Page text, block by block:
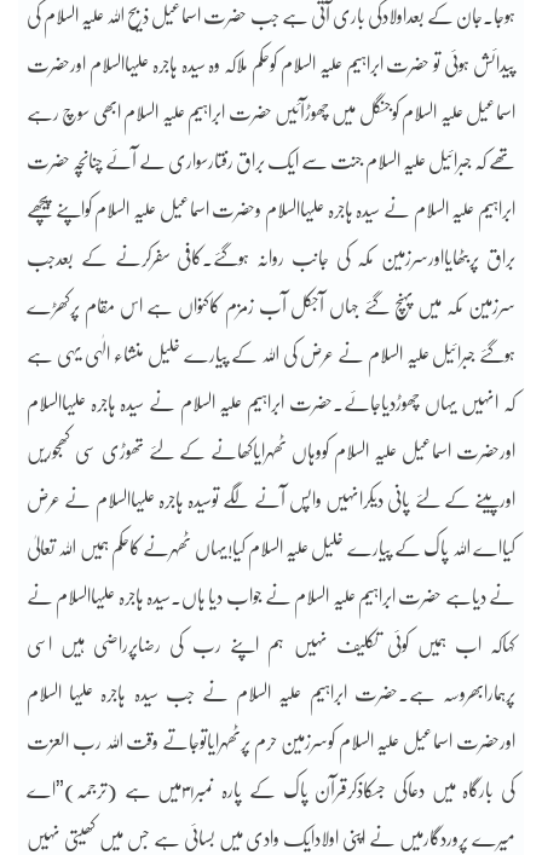
ہوجا۔جان کے بعداولادکی باری آتی ہے جب حضرت اسماعیل ذبیح اللہ علیہ السلام کی
پیدائش ہوئی تو حضرت ابراہیم علیہ السلام کوحکم ملاکہ وہ سیدہ ہاجرہ علیہاالسلام اورحضرت
اسماعیل علیہ السلام کوجنگل میں چھوڑآئیں حضرت ابراہیم علیہ السلام ابھی سوچ رہے
تھے کہ جبرائیل علیہ السلام جنت سے ایک براق رفتارسواری لے آئے چنانچہ حضرت
ابراہیم علیہ السلام نے سیدہ ہاجرہ علیہاالسلام وحضرت اسماعیل علیہ السلام کواپنے پیچھے
براق پربٹھایااورسرزمین مکہ کی جانب روانہ ہوگئے۔کافی سفرکرنے کے بعدجب
سرزمین مکہ میں پہنچ گئے جہاں آجکل آب زمزم کاکنواں ہے اس مقام پرکھڑے
ہوگئے جبرائیل علیہ السلام نے عرض کی اللہ کے پیارے خلیل منشاء الٰہی یہی ہے
کہ انہیں یہاں چھوڑدیاجائے۔حضرت ابراہیم علیہ السلام نے سیدہ ہاجرہ علیہاالسلام
اورحضرت اسماعیل علیہ السلام کووہاں ٹھہرایاکھانے کے لئے تھوڑی سی کھجوریں
اورپینے کے لئے پانی دیکرانہیں واپس آنے لگے توسیدہ ہاجرہ علیہاالسلام نے عرض
کیااے اللہ پاک کے پیارے خلیل علیہ السلام کیا!یہاں ٹھہرنے کاحکم ہمیں اللہ تعالیٰ
نے دیاہے حضرت ابراہیم علیہ السلام نے جواب دیا ہاں۔سیدہ ہاجرہ علیہاالسلام نے
کہاکہ اب ہمیں کوئی تکلیف نہیں ہم اپنے رب کی رضاپرراضی ہیں اسی
پرہمارابھروسہ ہے۔حضرت ابراہیم علیہ السلام نے جب سیدہ ہاجرہ علیہا السلام
اورحضرت اسماعیل علیہ السلام کوسرزمین حرم پرٹھہرایاتوجاتے وقت اللہ رب العزت
کی بارگاہ میں دعاکی جسکاذکرقرآن پاک کے پارہ نمبر۳۱میں ہے (ترجمہ)”اے
میرے پروردگارمیں نے اپنی اولادایک وادی میں بسائی ہے جس میں کھیتی نہیں